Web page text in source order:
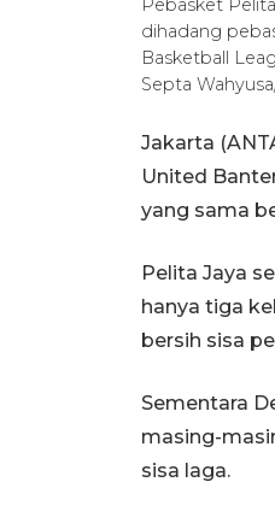
Pebasket
dihadang
Basketball
Septa
Jakarta
United
yang sama
Pelita Jaya
hanya tiga
bersih sisa
Sementara
masing-
sisa laga.